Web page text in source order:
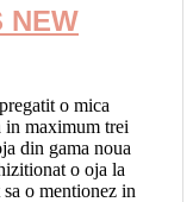
NEW
o mica
in maximum trei
din gama noua
o oja la
o mentionez in